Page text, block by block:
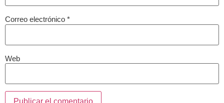
Correo electrónico*
Web